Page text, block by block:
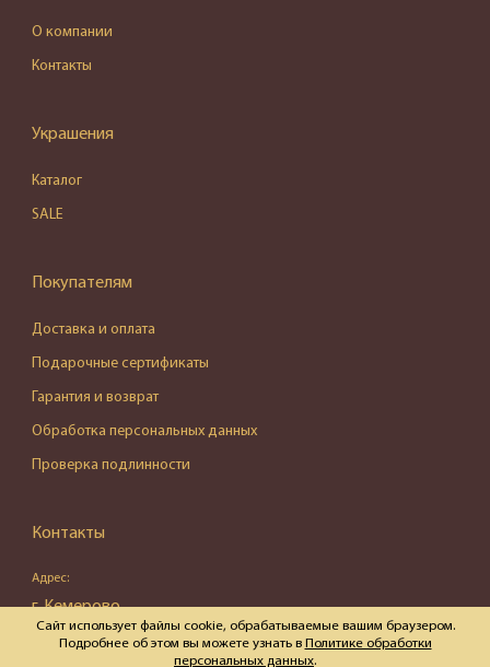
О компании
Контакты
Украшения
Каталог
SALE
Покупателям
Доставка и оплата
Подарочные сертификаты
Гарантия и возврат
Обработка персональных данных
Проверка подлинности
Контакты
Адрес:
г. Кемерово,
ул. Весенняя, д. 16, пом. 87
Сайт использует файлы cookie, обрабатываемые вашим браузером.
Подробнее об этом вы можете узнать в Политике обработки
персональных данных.